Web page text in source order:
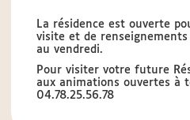
La résidence est ouverte
visite et de
au vendredi.
Pour visiter votre future
aux animations ouvertes à
04.78.25.56.78